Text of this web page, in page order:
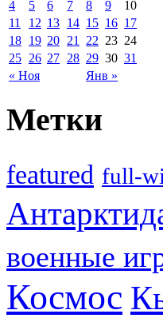
« Ноя Янв »
4
5 6 7 8 9
10
11
12 13 14 15 16 17
18 19 20 21 22 23 24
25 26 27 28 29 30 31
Метки
featured full-
военные
Космос